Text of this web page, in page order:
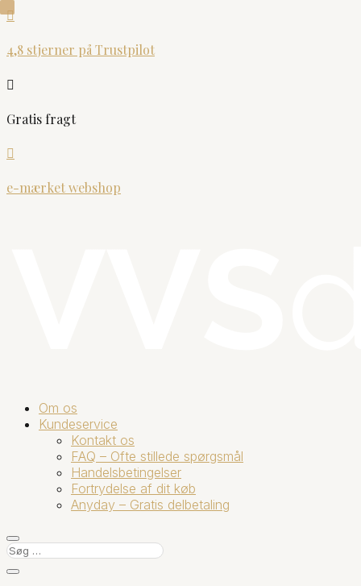

4,8 stjerner på Trustpilot

Gratis fragt

e-mærket webshop
Om os
Kundeservice
Kontakt os
FAQ – Ofte stillede spørgsmål
Handelsbetingelser
Fortrydelse af dit køb
Anyday – Gratis delbetaling